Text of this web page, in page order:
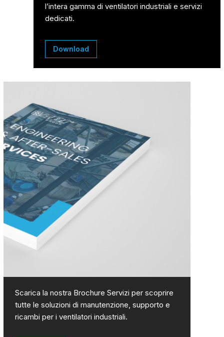
l’intera gamma di ventilatori industriali e servizi
dedicati.
Download
Scarica la nostra Brochure Servizi per scoprire
tutte le soluzioni di manutenzione, supporto e
ricambi per i ventilatori industriali.